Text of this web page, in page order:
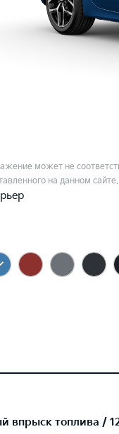
может не
на данном сайте.
впрыск топлива /